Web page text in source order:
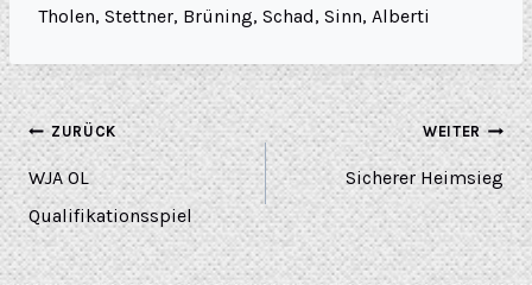
Tholen, Stettner, Brüning, Schad, Sinn, Alberti
ZURÜCK
WJA OL
Qualifikationsspiel
WEITER
Sicherer Heimsieg